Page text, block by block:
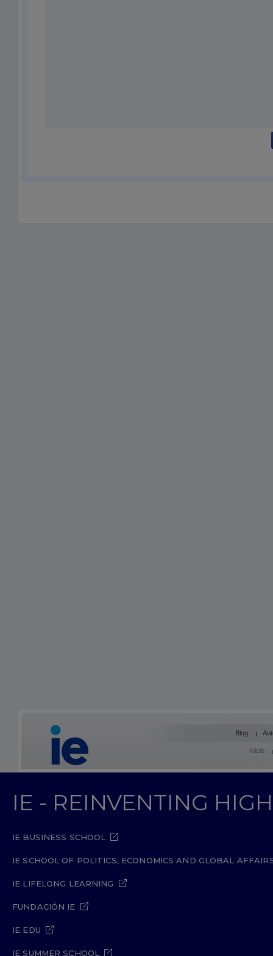
Blog
Inicio
IE - REINVENTING
IE BUSINESS SCHOOL
IE SCHOOL OF POLITICS, ECONOMICS AND GLOBAL
IE LIFELONG LEARNING
FUNDACIÓN IE
IE EDU
IE SUMMER SCHOOL